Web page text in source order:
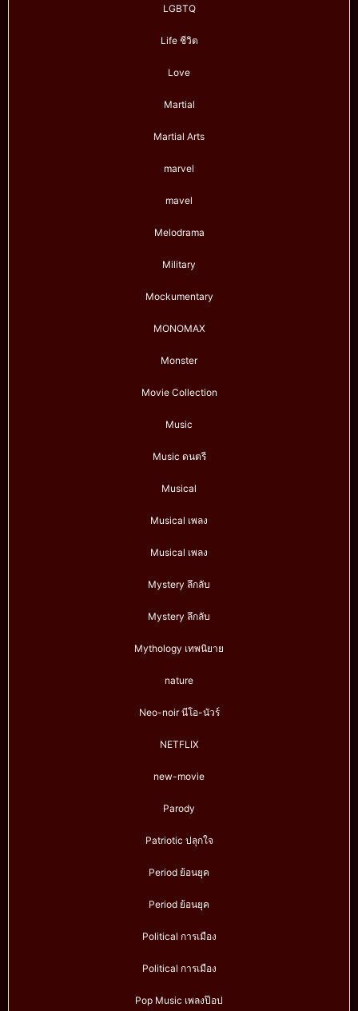
LGBTQ
Life ชีวิต
Love
Martial
Martial Arts
marvel
mavel
Melodrama
Military
Mockumentary
MONOMAX
Monster
Movie Collection
Music
Music ดนตรี
Musical
Musical เพลง
Musical เพลง
Mystery ลึกลับ
Mystery ลึกลับ
Mythology เทพนิยาย
nature
Neo-noir นีโอ-นัวร์
NETFLIX
new-movie
Parody
Patriotic ปลุกใจ
Period ย้อนยุค
Period ย้อนยุค
Political การเมือง
Political การเมือง
Pop Music เพลงป๊อป